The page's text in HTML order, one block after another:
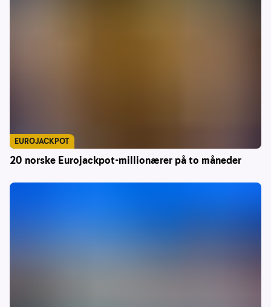
20 norske Eurojackpot-millionærer på to måneder
EUROJACKPOT